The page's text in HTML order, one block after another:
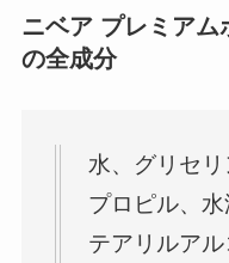
ニベア プレミアム
の全成分
水、グリセ
プロピル、
テアリルア